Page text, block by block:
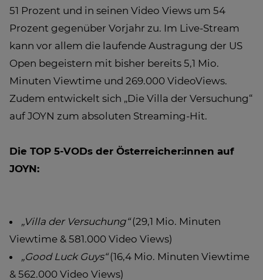
51 Prozent und in seinen Video Views um 54
Prozent gegenüber Vorjahr zu. Im Live-Stream
kann vor allem die laufende Austragung der US
Open begeistern mit bisher bereits 5,1 Mio.
Minuten Viewtime und 269.000 VideoViews.
Zudem entwickelt sich „Die Villa der Versuchung“
auf JOYN zum absoluten Streaming-Hit.
Die TOP 5-VODs der Österreicher:innen auf
JOYN:
„Villa der Versuchung“(29,1 Mio. Minuten
Viewtime & 581.000 Video Views)
„Good Luck Guys“(16,4 Mio. Minuten Viewtime
& 562.000 Video Views)